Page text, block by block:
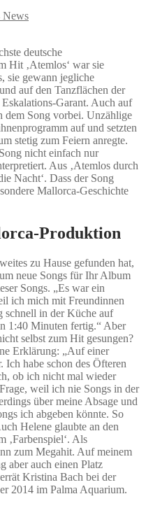
News
deutsche
Hit ‚Atemlos‘ war sie
sie gewann jegliche
auf den Tanzflächen der
Garant. Auch auf
dem Song vorbei. Unzählige
auf und setzten
stetig zum Feiern anregte.
nicht einfach nur
Aus ‚Atemlos durch
Nacht‘. Dass der Song
Mallorca-Geschichte
Produktion
zu Hause gefunden hat,
neue Songs für Ihr Album
Songs. „Es war ein
ich mich mit Freundinnen
schnell in der Küche auf
1:40 Minuten fertig.“ Aber
selbst zum Hit gesungen?
Erklärung: „Auf einer
Ich habe schon des Öfteren
ob ich nicht mal wieder
weil ich nie Songs in der
über meine Absage und
ich abgeben könnte. So
Helene glaubte an den
‚Farbenspiel‘. Als
zum Megahit. Auf meinem
aber auch einen Platz
Kristina Bach bei der
2014 im Palma Aquarium.